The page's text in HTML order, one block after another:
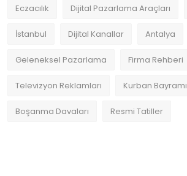
Eczacılık Dijital Pazarlama Araçları
İstanbul Dijital Kanallar Antalya
Geleneksel Pazarlama Firma Rehberi
Televizyon Reklamları Kurban Bayramı
Boşanma Davaları Resmi Tatiller